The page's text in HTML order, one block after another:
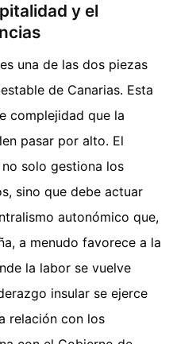
y el
una de las dos piezas
de Canarias. Esta
complejidad que la
pasar por alto. El
solo gestiona los
sino que debe actuar
autonómico que,
a menudo favorece a la
la labor se vuelve
insular se ejerce
relación con los